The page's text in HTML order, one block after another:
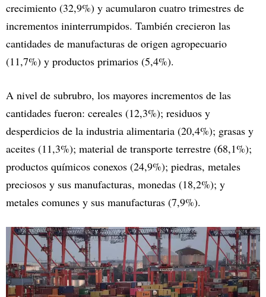
crecimiento (32,9%) y acumularon cuatro trimestres de
incrementos ininterrumpidos. También crecieron las
cantidades de manufacturas de origen agropecuario
(11,7%) y productos primarios (5,4%).
A nivel de subrubro, los mayores incrementos de las
cantidades fueron: cereales (12,3%); residuos y
desperdicios de la industria alimentaria (20,4%); grasas y
aceites (11,3%); material de transporte terrestre (68,1%);
productos químicos conexos (24,9%); piedras, metales
preciosos y sus manufacturas, monedas (18,2%); y
metales comunes y sus manufacturas (7,9%).